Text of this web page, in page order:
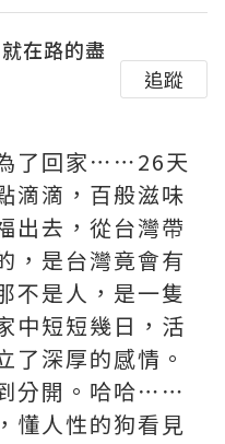
在路的盡
追蹤
了回家⋯⋯26天
滴滴，百般滋味
出去，從台灣帶
，是台灣竟會有
不是人，是一隻
短短幾日，活
了深厚的感情。
分開。哈哈⋯⋯
懂人性的狗看見